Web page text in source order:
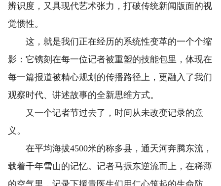
辨识度，又具现代艺术张力，打破传统新闻版面的视
觉惯性。
这，就是我们正在经历的系统性变革的一个个缩
影：它镌刻在每一位记者被重塑的技能包里，体现在
每一篇报道被精心规划的传播路径上，更融入了我们
观察时代、讲述故事的全新思维方式。
又一个记者节过去了，时间从未改变记录的意
义。
在平均海拔4500米的称多县，通天河奔腾东流，
载着千年雪山的记忆。记者马振东逆流而上，在稀薄
的空气里，记录下援青医生们用仁心筑起的生命防